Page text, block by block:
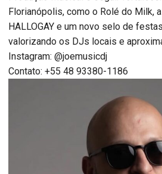
Florianópolis, como o Rolé do Milk,
HALLOGAY e um novo selo de
valorizando os DJs locais e
Instagram: @joemusicdj
Contato: +55 48 93380-1186